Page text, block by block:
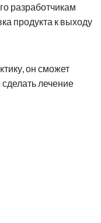
разработчикам
продукта к выходу
он сможет
лечение